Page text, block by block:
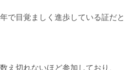
で目覚ましく進歩している証だと
え切れないほど参加しており、